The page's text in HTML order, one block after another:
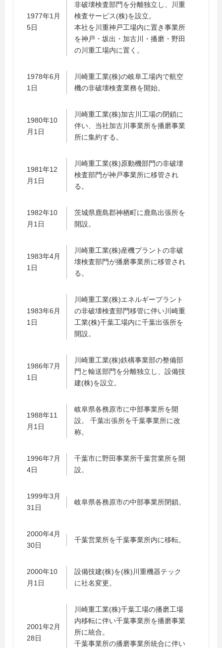
1977年1月
5日
非破壊検査部門を分離独立し、川重
検査サービス(株)を設立。
本社を川重神戸工場内に置き事業所
を神戸・坂出・加古川・播磨・野田
の川重工場内に置く。
1978年6月
1日
川崎重工業(株)の岐阜工場内で航空
機の非破壊検査業務を開始。
1980年10
月1日
川崎重工業(株)加古川工場の閉鎖に
伴い、当社加古川事業所を播磨事業
所に集約する。
1981年12
月1日
川崎重工業(株)原動機部門の非破壊
検査部門が神戸事業所に移管され
る。
1982年10
月1日
茨城県鹿島郡神栖町に鹿島出張所を
開設。
1983年4月
1日
川崎重工業(株)産機プラントの非破
壊検査部門が播磨事業所に移管され
る。
1983年6月
1日
川崎重工業(株)エネルギープラント
の非破壊検査部門移管に伴い川崎重
工業(株)千葉工場内に千葉出張所を
開設。
1986年7月
1日
川崎重工業(株)鉄構事業部の整備部
門と輸送部門を分離独立し、設備技
建(株)を設立。
1988年11
月1日
岐阜県各務原市に中部事業所を開
設。 千葉出張所を千葉事業所に改
称。
1996年7月
4日
千葉市に野田事業所千葉営業所を開
設。
1999年3月
31日
岐阜県各務原市の中部事業所閉鎖。
2000年4月
30日
千葉営業所を千葉事業所内に移転。
2000年10
月1日
設備技建(株)を(株)川重機器テック
に社名変更。
2001年2月
28日
川崎重工業(株)千葉工場の播磨工場
内移転に伴い千葉事業所を播磨事業
所に統合。
千葉事業所の播磨事業所統合に伴い